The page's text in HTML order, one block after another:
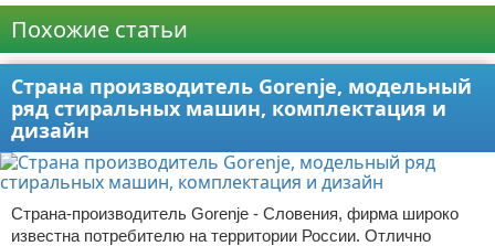
Похожие статьи
Страна производитель Gorenje, модельный
ряд стиральных машин, комплектация и
дизайн
Страна-производитель Gorenje - Словения, фирма широко
известна потребителю на территории России. Отлично